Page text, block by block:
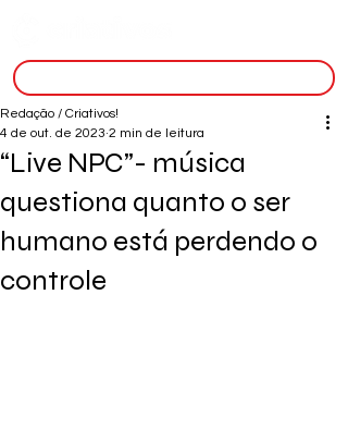
“Live NPC”- música
questiona quanto o ser
humano está perdendo o
controle
Redação / Criativos!
4 de out. de 2023 2 min de leitura